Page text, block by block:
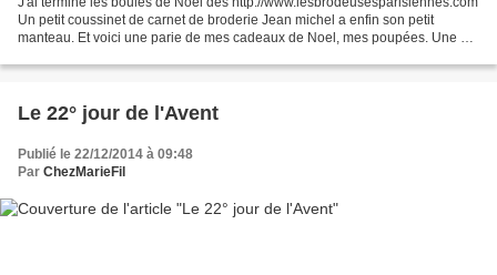
Un petit coussinet de carnet de broderie Jean michel a enfin son petit
manteau. Et voici une parie de mes cadeaux de Noel, mes poupées. Une 2°
Le 22° jour de l'Avent
Publié le 22/12/2014 à 09:48
Par ChezMarieFil